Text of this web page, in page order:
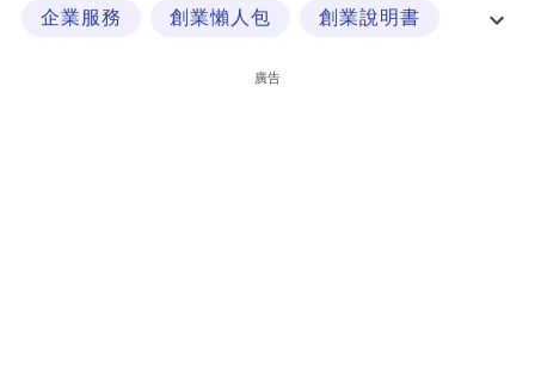
企業服務 創業懶人包 創業說明書
廣告